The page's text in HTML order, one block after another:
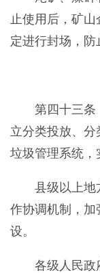
止使用后，矿
定进行封场，防
第四十三条
立分类投放、
垃圾管理系统，
县级以上地方
作协调机制，加
设。
各级人民政府